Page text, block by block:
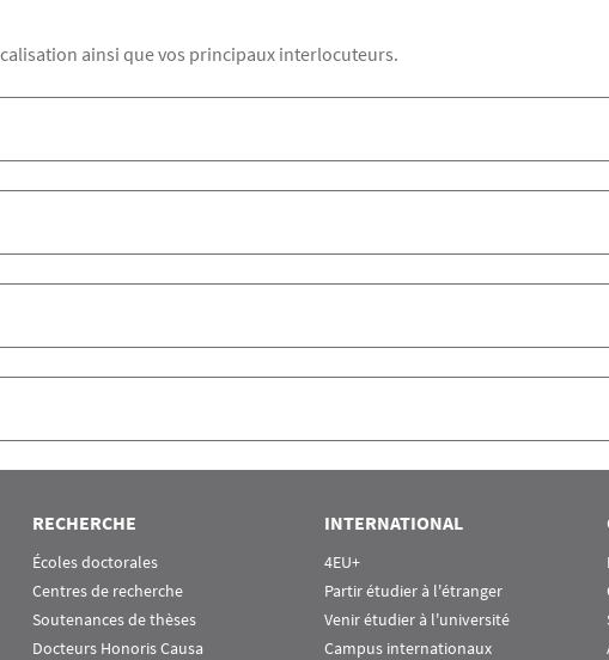
ainsi que vos principaux interlocuteurs.
RECHERCHE
Écoles doctorales
Centres de recherche
Soutenances de thèses
Docteurs Honoris Causa
INTERNATIONAL
4EU+
Partir étudier à l'étranger
Venir étudier à l'université
Campus internationaux